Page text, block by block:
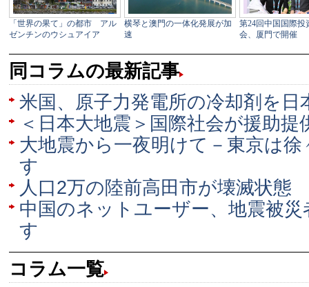
同コラムの最新記事
米国、原子力発電所の冷却剤を日
＜日本大地震＞国際社会が援助提
大地震から一夜明けて－東京は
す
人口2万の陸前高田市が壊滅状態
中国のネットユーザー、地震被
す
コラム一覧